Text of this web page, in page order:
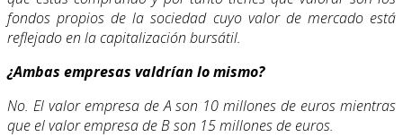
fondos propios de la sociedad cuyo valor de mercado está
reflejado en la capitalización bursátil.
¿Ambas empresas valdrían lo mismo?
No. El valor empresa de A son 10 millones de euros mientras
que el valor empresa de B son 15 millones de euros.